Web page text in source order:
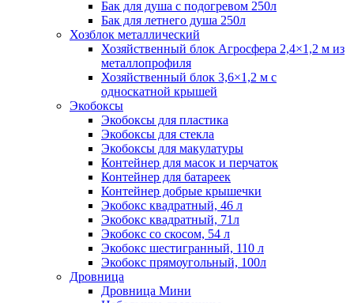
Бак для душа с подогревом 250л
Бак для летнего душа 250л
Хозблок металлический
Хозяйственный блок Агросфера 2,4×1,2 м из
металлопрофиля
Хозяйственный блок 3,6×1,2 м с
односкатной крышей
Экобоксы
Экобоксы для пластика
Экобоксы для стекла
Экобоксы для макулатуры
Контейнер для масок и перчаток
Контейнер для батареек
Контейнер добрые крышечки
Экобокс квадратный, 46 л
Экобокс квадратный, 71л
Экобокс со скосом, 54 л
Экобокс шестигранный, 110 л
Экобокс прямоугольный, 100л
Дровница
Дровница Мини